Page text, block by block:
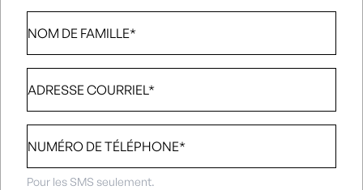
de
famille*
courriel*
de
téléphone*
Pour les SMS seulement.